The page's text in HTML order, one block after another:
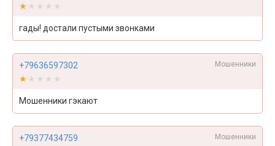
★★★★★
★★★★★
гады! достали пустыми звонками
+79636597302 Мошенники
★★★★★
★★★★★
Мошенники гэкают
+79377434759 Мошенники